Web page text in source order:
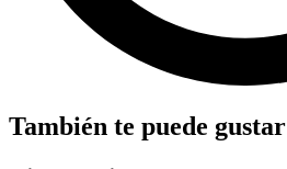
También te puede gustar